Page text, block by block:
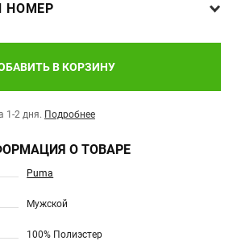
НОМЕР
В КОРЗИНУ
1-2 дня. Подробнее
О ТОВАРЕ
Puma
Мужской
100% Полиэстер